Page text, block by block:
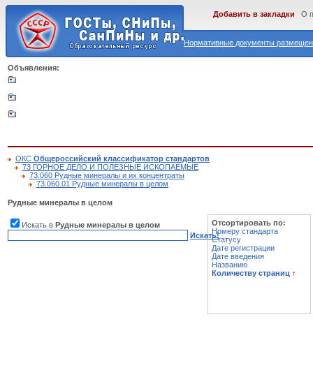
Нормативные документы
Добавить в закладки О
Объявления:
ОКС Общероссийский классификатор стандартов
73 ГОРНОЕ ДЕЛО И ПОЛЕЗНЫЕ ИСКОПАЕМЫЕ
73.060 Рудные минералы и их концентраты
73.060.01 Рудные минералы в целом
Рудные минералы в целом
Искать в Рудные минералы в целом
Искать!
Отсортировать по:
Номеру стандарта
Статусу
Дате регистрации
Дате введения
Названию
Количеству страниц ↑